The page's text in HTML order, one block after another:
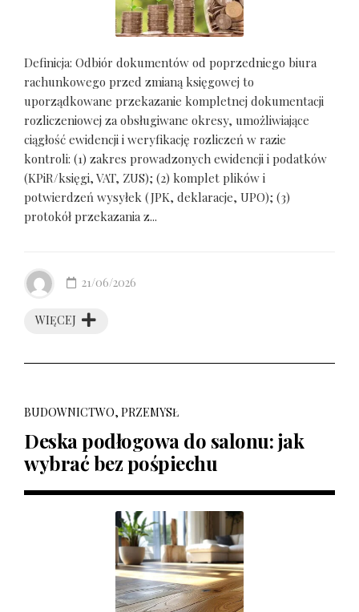
Definicja: Odbiór dokumentów od poprzedniego biura
rachunkowego przed zmianą księgowej to
uporządkowane przekazanie kompletnej dokumentacji
rozliczeniowej za obsługiwane okresy, umożliwiające
ciągłość ewidencji i weryfikację rozliczeń w razie
kontroli: (1) zakres prowadzonych ewidencji i podatków
(KPiR/księgi, VAT, ZUS); (2) komplet plików i
potwierdzeń wysyłek (JPK, deklaracje, UPO); (3)
protokół przekazania z...
WIĘCEJ
21/06/2026
BUDOWNICTWO, PRZEMYSŁ
Deska podłogowa do salonu: jak
wybrać bez pośpiechu